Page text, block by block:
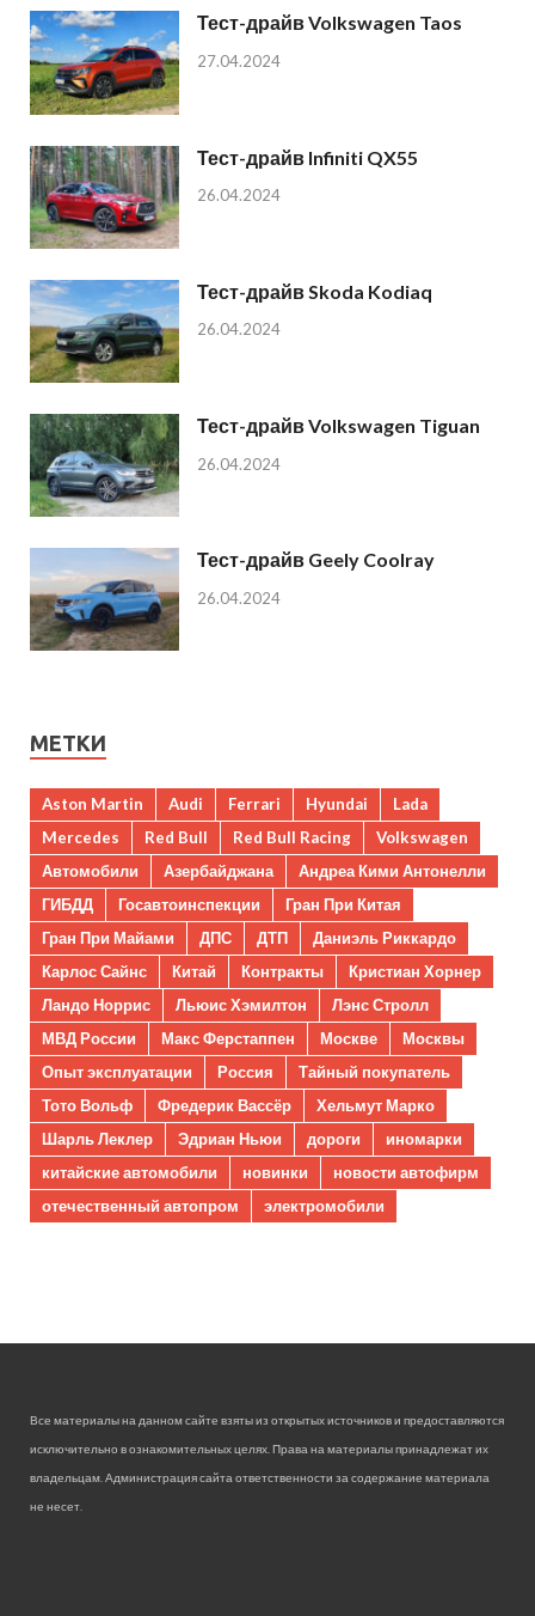
Тест-драйв Volkswagen Taos
27.04.2024
Тест-драйв Infiniti QX55
26.04.2024
Тест-драйв Skoda Kodiaq
26.04.2024
Тест-драйв Volkswagen Tiguan
26.04.2024
Тест-драйв Geely Coolray
26.04.2024
МЕТКИ
Aston Martin Audi Ferrari Hyundai
Lada
Mercedes
Red Bull Red Bull Racing
Volkswagen
Автомобили
Азербайджана
Андреа Кими Антонелли
ГИБДД
Госавтоинспекции
Гран При Китая
Гран При Майами
ДПС ДТП
Даниэль Риккардо
Карлос Сайнс
Китай Контракты
Кристиан Хорнер
Ландо Норрис
Льюис Хэмилтон
Лэнс Стролл
МВД России
Макс Ферстаппен Москве
Москвы
Опыт эксплуатации
Россия
Тайный покупатель
Тото Вольф
Фредерик Вассёр
Хельмут Марко
Шарль Леклер
Эдриан Ньюи дороги
иномарки
китайские автомобили
новинки
новости автофирм
отечественный автопром
электромобили
Все материалы на данном сайте взяты из открытых источников и предоставляются
исключительно в ознакомительных целях. Права на материалы принадлежат их
владельцам. Администрация сайта ответственности за содержание материала
не несет.